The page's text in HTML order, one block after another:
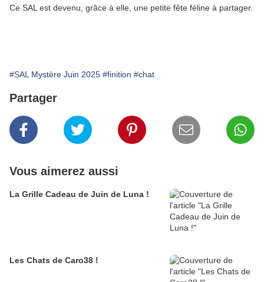
Ce SAL est devenu, grâce à elle, une petite fête féline à partager.
#SAL Mystère Juin 2025 #finition #chat
Partager
Vous aimerez aussi
La Grille Cadeau de Juin de Luna !
Les Chats de Caro38 !